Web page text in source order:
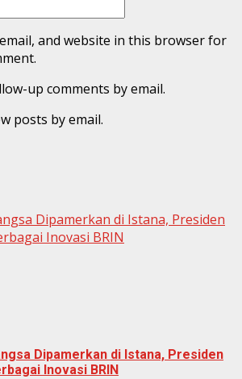
and website in this browser for
up comments by email.
posts by email.
Dipamerkan di Istana, Presiden
Inovasi BRIN
Dipamerkan di Istana, Presiden
Inovasi BRIN